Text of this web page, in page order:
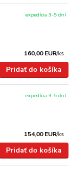
160,00 EUR/ks
expedícia 3-5 dní
Pridať do košíka
154,00 EUR/ks
expedícia 3-5 dní
Pridať do košíka